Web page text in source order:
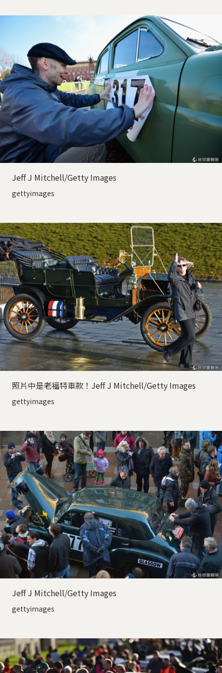
Jeff J Mitchell/Getty Images
gettyimages
照片中是老福特車款！Jeff J Mitchell/Getty Images
gettyimages
Jeff J Mitchell/Getty Images
gettyimages